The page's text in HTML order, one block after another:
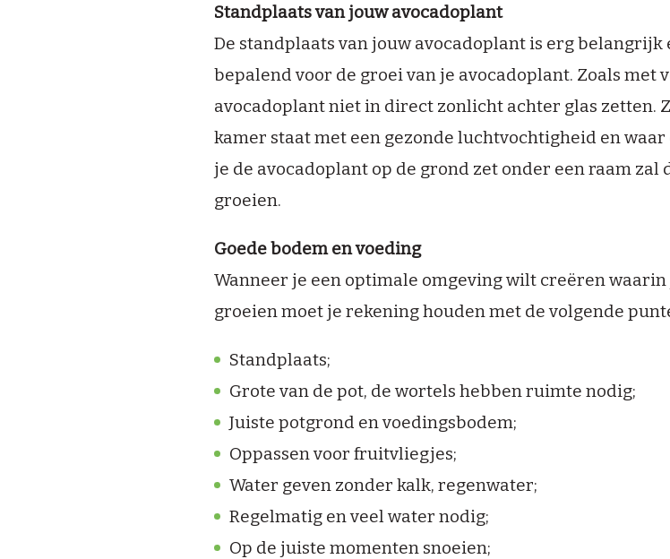
Standplaats van jouw avocadoplant
De standplaats van jouw avocadoplant is erg
bepalend voor de groei van je avocadoplant. Zoals met
avocadoplant niet in direct zonlicht achter glas zetten.
kamer staat met een gezonde luchtvochtigheid en
je de avocadoplant op de grond zet onder een raam
groeien.
Goede bodem en voeding
Wanneer je een optimale omgeving wilt creëren
groeien moet je rekening houden met de volgende
Standplaats;
Grote van de pot, de wortels hebben ruimte nodig;
Juiste potgrond en voedingsbodem;
Oppassen voor fruitvliegjes;
Water geven zonder kalk, regenwater;
Regelmatig en veel water nodig;
Op de juiste momenten snoeien;